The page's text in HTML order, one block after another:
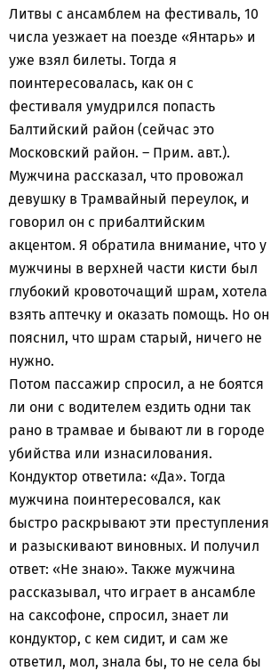
Литвы с ансамблем на фестиваль, 10
числа уезжает на поезде «Янтарь» и
уже взял билеты. Тогда я
поинтересовалась, как он с
фестиваля умудрился попасть
Балтийский район (сейчас это
Московский район. – Прим. авт.).
Мужчина рассказал, что провожал
девушку в Трамвайный переулок, и
говорил он с прибалтийским
акцентом. Я обратила внимание, что у
мужчины в верхней части кисти был
глубокий кровоточащий шрам, хотела
взять аптечку и оказать помощь. Но он
пояснил, что шрам старый, ничего не
нужно.
Потом пассажир спросил, а не боятся
ли они с водителем ездить одни так
рано в трамвае и бывают ли в городе
убийства или изнасилования.
Кондуктор ответила: «Да». Тогда
мужчина поинтересовался, как
быстро раскрывают эти преступления
и разыскивают виновных. И получил
ответ: «Не знаю». Также мужчина
рассказывал, что играет в ансамбле
на саксофоне, спросил, знает ли
кондуктор, с кем сидит, и сам же
ответил, мол, знала бы, то не села бы